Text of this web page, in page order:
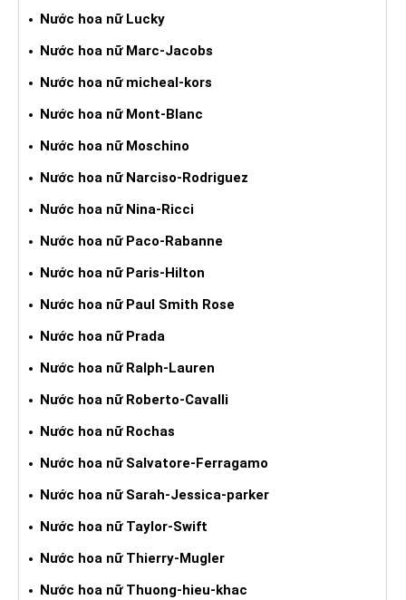
Nước hoa nữ Lucky
Nước hoa nữ Marc-Jacobs
Nước hoa nữ micheal-kors
Nước hoa nữ Mont-Blanc
Nước hoa nữ Moschino
Nước hoa nữ Narciso-Rodriguez
Nước hoa nữ Nina-Ricci
Nước hoa nữ Paco-Rabanne
Nước hoa nữ Paris-Hilton
Nước hoa nữ Paul Smith Rose
Nước hoa nữ Prada
Nước hoa nữ Ralph-Lauren
Nước hoa nữ Roberto-Cavalli
Nước hoa nữ Rochas
Nước hoa nữ Salvatore-Ferragamo
Nước hoa nữ Sarah-Jessica-parker
Nước hoa nữ Taylor-Swift
Nước hoa nữ Thierry-Mugler
Nước hoa nữ Thuong-hieu-khac